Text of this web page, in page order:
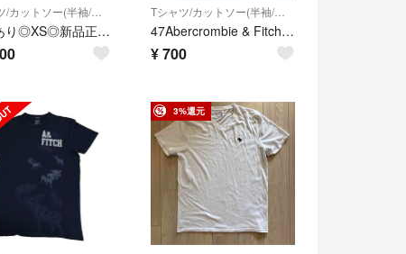
Tシャツ/カットソー(半袖/袖なし)
割引あり◎XS◎新品正規品◎アバクロ◎UネックTシャツ◎送料込
Tシャツ/カットソー(半袖/袖なし)
47Abercrombie & Fitch 半袖Tシャツ プリント ホワイト S
¥700
3%還元